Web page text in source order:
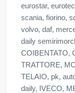
eurostar,
scania, fiorino,
volvo, daf,
daily
COIBENTATO,
TRATTORE,
TELAIO, pk,
daily, IVECO,